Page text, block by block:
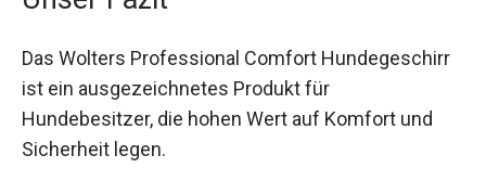
Das Wolters Professional Comfort Hundegeschirr
ist ein ausgezeichnetes Produkt für
Hundebesitzer, die hohen Wert auf Komfort und
Sicherheit legen.